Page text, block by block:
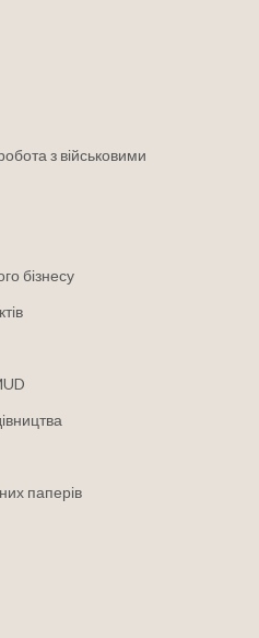
з військовими
бізнесу
паперів